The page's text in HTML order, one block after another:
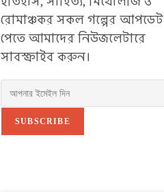
রোমাঞ্চকর সকল গল্পের আপডেট
পেতে আমাদের নিউজলেটারে
সাবস্ক্রাইব করুন।
SUBSCRIBE